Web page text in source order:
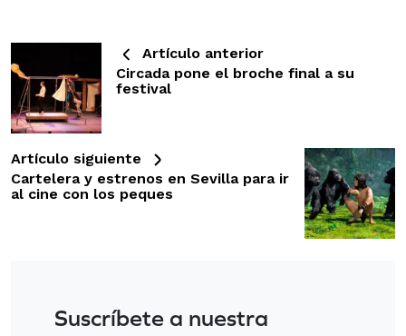
Artículo anterior
Circada pone el broche final a su
festival
Artículo siguiente
Cartelera y estrenos en Sevilla para ir
al cine con los peques
Suscríbete a nuestra